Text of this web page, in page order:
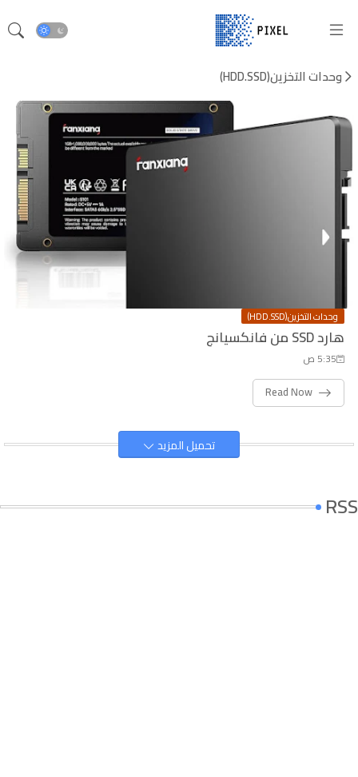
وحدات التخزين(HDD.SSD)
وحدات التخزين(HDD.SSD)
هارد SSD من فانكسيانج
5:35 ص
Read Now
تحميل المزيد
RSS